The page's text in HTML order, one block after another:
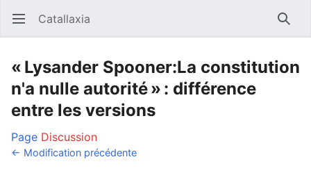
Ouvrir le menu principal Catallaxia
« Lysander Spooner:La constitution
n'a nulle autorité » : différence
entre les versions
Page Discussion
← Modification précédente